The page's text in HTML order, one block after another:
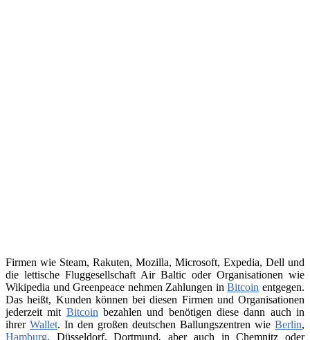
Firmen wie Steam, Rakuten, Mozilla, Microsoft, Expedia, Dell und
die lettische Fluggesellschaft Air Baltic oder Organisationen wie
Wikipedia und Greenpeace nehmen Zahlungen inBitcoin entgegen.
Das heißt, Kunden können bei diesen Firmen und Organisationen
jederzeit mit Bitcoin bezahlen und benötigen diese dann auch in
ihrer Wallet. In den großen deutschen Ballungszentren wie Berlin,
Hamburg, Düsseldorf, Dortmund, aber auch in Chemnitz oder